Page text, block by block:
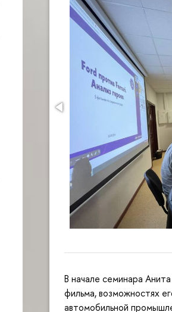
В начале семинара
фильма, возможностях
автомобильной